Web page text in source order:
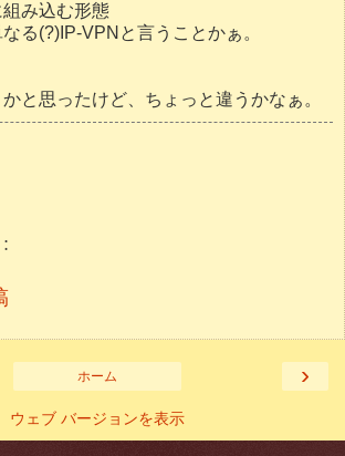
組み込む形態
る(?)IP-VPNと言うことかぁ。
と思ったけど、ちょっと違うかなぁ。
›
ホーム
ウェブ バージョンを表示